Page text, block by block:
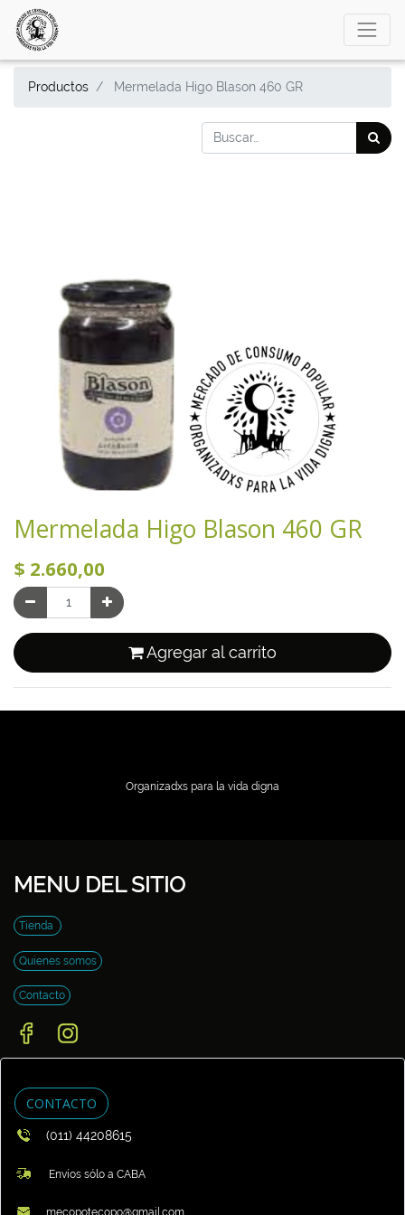
Productos Mermelada Higo Blason 460 GR
Mermelada Higo Blason 460 GR
$ 2.660,00
Agregar al carrito
Organizadxs para la vida digna
MENU DEL SITIO
Tienda
Quienes somos
Contacto
CONTACTO
(011) 44208615
Envíos sólo a CABA